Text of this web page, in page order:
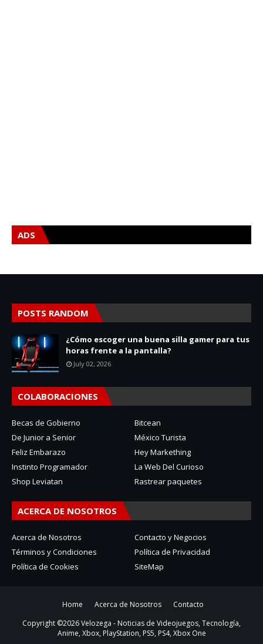
ADS
POSTS RANDOM
¿Cómo escoger una buena silla gamer para tus
horas frente a la pantalla?
July 02, 2026
COLABORACIONES
Becas de Gobierno
Bitcean
De Junior a Senior
México Turista
Feliz Embarazo
Hey Markething
Instinto Programador
La Web Del Curioso
Shop Leviatan
Rastrear paquetes
ACERCA DE NOSOTROS
Acerca de Nosotros
Contacto y Negocios
Términos y Condiciones
Política de Privacidad
Política de Cookies
SiteMap
Home Acerca de Nosotros
Contacto
Copyright ©2026Velozega - Noticias de Videojuegos, Tecnología,
Anime, Xbox, PlayStation, PS5, PS4, Xbox One